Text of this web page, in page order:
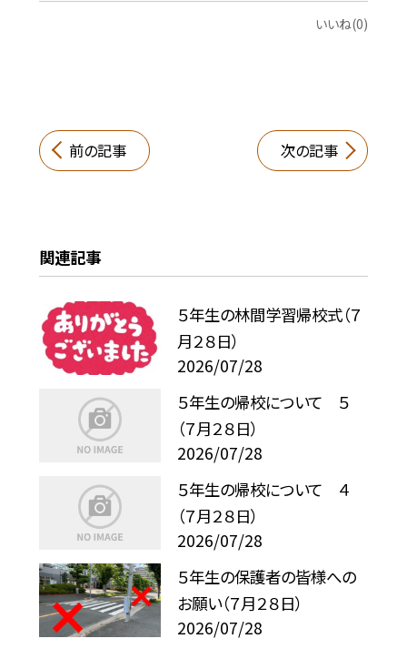
いいね(0)
前の記事 次の記事
関連記事
５年生の林間学習帰校式（７
月２８日）
2026/07/28
５年生の帰校について ５
（７月２８日）
2026/07/28
５年生の帰校について ４
（７月２８日）
2026/07/28
５年生の保護者の皆様への
お願い（７月２８日）
2026/07/28